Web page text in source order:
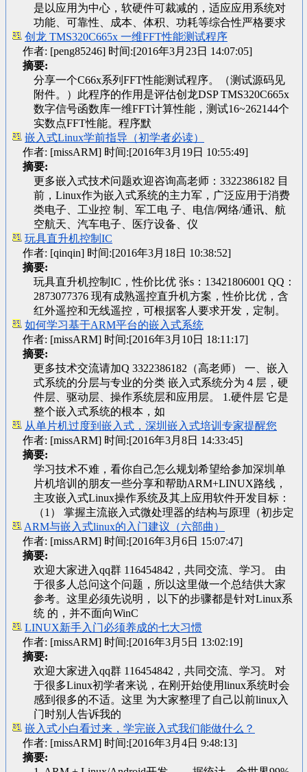
是以应用为中心，软硬件可裁减的，适应应用系统对
功能、可靠性、成本、体积、功耗等综合性严格要求
创龙 TMS320C665x 一维FFT性能测试程序
作者: [peng85246] 时间:[2016年3月23日 14:07:05]
摘要:
分享一个C66x系列FFT性能测试程序。（测试源码见
附件。）此程序的作用是评估创龙DSP TMS320C665x
数字信号函数库一维FFT计算性能，测试16~262144个
实数点FFT性能。程序默
嵌入式Linux学前指导（初学者必读）
作者: [missARM] 时间:[2016年3月19日 10:55:49]
摘要:
更多嵌入式技术问题欢迎咨询高老师：3322386182 目
前，Linux作为嵌入式系统的主力军，广泛应用于消费
类电子、工业控 制、军工电 子、电信/网络/通讯、航
空航天、汽车电子、医疗设备、仪
玩具直升机控制IC
作者: [qinqin] 时间:[2016年3月18日 10:38:52]
摘要:
玩具直升机控制IC，性价比优 张s：13421806001 QQ：
2873077376 现有成熟遥控直升机方案，性价比优，含
红外遥控和无线遥控，可根据客人要求开发，定制。
如何学习基于ARM平台的嵌入式系统
作者: [missARM] 时间:[2016年3月10日 18:11:17]
摘要:
更多技术交流请加Q 3322386182（高老师） 一、嵌入
式系统的分层与专业的分类 嵌入式系统分为４层，硬
件层、驱动层、操作系统层和应用层。 1.硬件层 它是
整个嵌入式系统的根本，如
从单片机过度到嵌入式，深圳嵌入式培训专家提醒您
作者: [missARM] 时间:[2016年3月8日 14:33:45]
摘要:
学习技术不难，看你自己怎么规划希望给参加深圳单
片机培训的朋友一些分享和帮助ARM+LINUX路线，
主攻嵌入式Linux操作系统及其上应用软件开发目标：
（1） 掌握主流嵌入式微处理器的结构与原理（初步定
ARM与嵌入式linux的入门建议（六部曲）
作者: [missARM] 时间:[2016年3月6日 15:07:47]
摘要:
欢迎大家进入qq群 116454842，共同交流、学习。 由
于很多人总问这个问题，所以这里做一个总结供大家
参考。这里必须先说明， 以下的步骤都是针对Linux系
统 的，并不面向WinC
LINUX新手入门必须养成的七大习惯
作者: [missARM] 时间:[2016年3月5日 13:02:19]
摘要:
欢迎大家进入qq群 116454842，共同交流、学习。 对
于很多Linux初学者来说，在刚开始使用linux系统时会
感到很多的不适。这里 为大家整理了自己以前linux入
门时别人告诉我的
嵌入式小白看过来，学完嵌入式我们能做什么？
作者: [missARM] 时间:[2016年3月4日 9:48:13]
摘要: